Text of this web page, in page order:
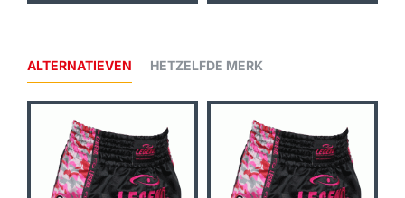
ALTERNATIEVEN HETZELFDE MERK